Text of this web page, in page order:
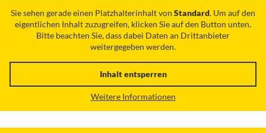
Sie sehen gerade einen Platzhalterinhalt von Standard. Um auf den
eigentlichen Inhalt zuzugreifen, klicken Sie auf den Button unten.
Bitte beachten Sie, dass dabei Daten an Drittanbieter
weitergegeben werden.
Inhalt entsperren
Weitere Informationen